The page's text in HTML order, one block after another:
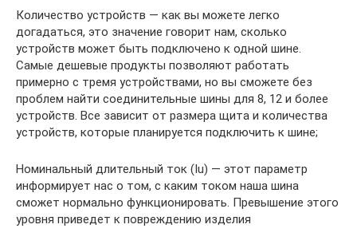
Количество устройств — как вы можете легко
догадаться, это значение говорит нам, сколько
устройств может быть подключено к одной шине.
Самые дешевые продукты позволяют работать
примерно с тремя устройствами, но вы сможете без
проблем найти соединительные шины для 8, 12 и более
устройств. Все зависит от размера щита и количества
устройств, которые планируется подключить к шине;
Номинальный длительный ток (Iu) — этот параметр
информирует нас о том, с каким током наша шина
сможет нормально функционировать. Превышение этого
уровня приведет к повреждению изделия